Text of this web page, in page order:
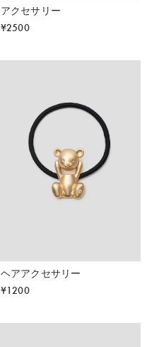
アクセサリー
¥2500
ヘアアクセサリー
¥1200